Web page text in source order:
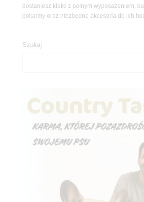
dostaniesz klatki z pełnym wyposażeniem,
pokarmy oraz niezbędne akcesoria do ich
Szukaj